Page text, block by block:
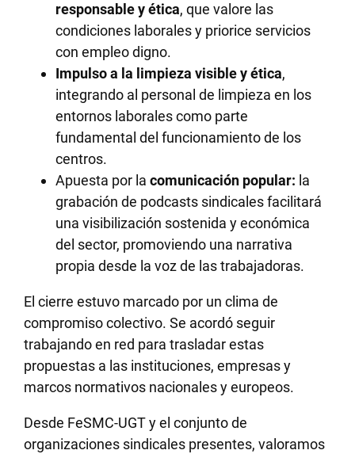
responsable y ética, que valore las
condiciones laborales y priorice servicios
con empleo digno.
Impulso a la limpieza visible y ética,
integrando al personal de limpieza en los
entornos laborales como parte
fundamental del funcionamiento de los
centros.
Apuesta por lacomunicación popular: la
grabación de podcasts sindicales facilitará
una visibilización sostenida y económica
del sector, promoviendo una narrativa
propia desde la voz de las trabajadoras.
El cierre estuvo marcado por un clima de
compromiso colectivo. Se acordó seguir
trabajando en red para trasladar estas
propuestas a las instituciones, empresas y
marcos normativos nacionales y europeos.
Desde FeSMC-UGT y el conjunto de
organizaciones sindicales presentes, valoramos